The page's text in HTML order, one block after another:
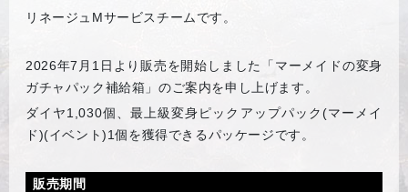
リネージュMサービスチームです。
2026年7月1日より販売を開始しました「マーメイドの変身
ガチャパック補給箱」のご案内を申し上げます。
ダイヤ1,030個、最上級変身ピックアップパック(マーメイ
ド)(イベント)1個を獲得できるパッケージです。
販売期間